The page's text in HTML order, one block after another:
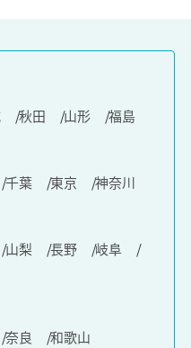
秋田 山形
福島
千葉 東京
神奈川
山梨 長野
岐阜
奈良
和歌山